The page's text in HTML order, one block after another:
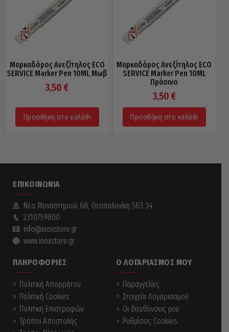
Μαρκαδόρος Ανεξίτηλος ECO
SERVICE Marker Pen 10ML Μωβ
3,50€
Προσθήκη στο καλάθι
Μαρκαδόρος Ανεξίτηλος ECO
SERVICE Marker Pen 10ML
Πράσινο
3,50 €
Προσθήκη στο καλάθι
ΕΠΙΚΟΙΝΩΝΊΑ
Νέα Mοναστηριού 68, Θεσσαλονίκη 563 34
2310759800
info@inoxstore.gr
www.inoxstore.gr
ΠΛΗΡΟΦΟΡΊΕΣ
Πολιτική Απορρήτου
Πολιτική Cookies
Πολιτική Επιστροφών
Τρόποι Αποστολής
Ο ΛΟΓΑΡΙΑΣΜΌΣ ΜΟΥ
Παραγγελίες
Στοιχεία Λογαριασμού
Οι διευθύνσεις μου
Ρυθμίσεις Cookies